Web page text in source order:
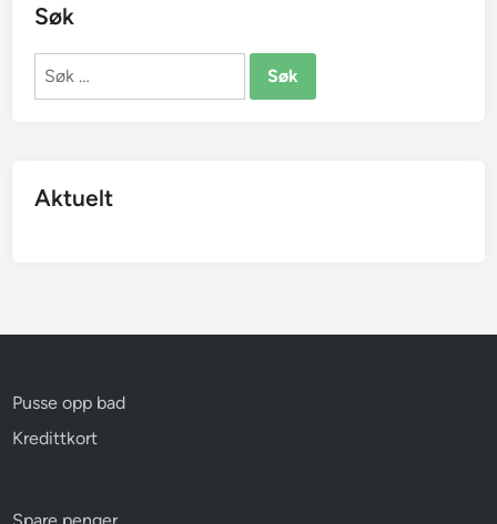
Søk
Søk
Aktuelt
Pusse opp bad
Kredittkort